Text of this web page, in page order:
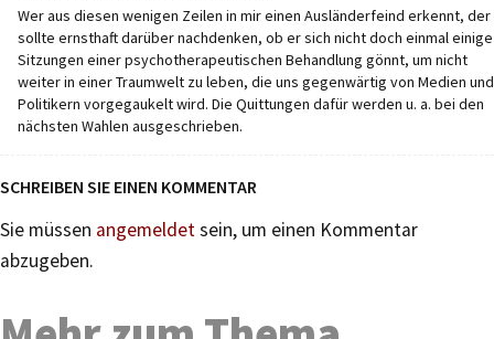
Wer aus diesen wenigen Zeilen in mir einen Ausländerfeind erkennt, der
sollte ernsthaft darüber nachdenken, ob er sich nicht doch einmal einige
Sitzungen einer psychotherapeutischen Behandlung gönnt, um nicht
weiter in einer Traumwelt zu leben, die uns gegenwärtig von Medien und
Politikern vorgegaukelt wird. Die Quittungen dafür werden u. a. bei den
nächsten Wahlen ausgeschrieben.
SCHREIBEN SIE EINEN KOMMENTAR
Sie müssen angemeldetsein, um einen Kommentar
abzugeben.